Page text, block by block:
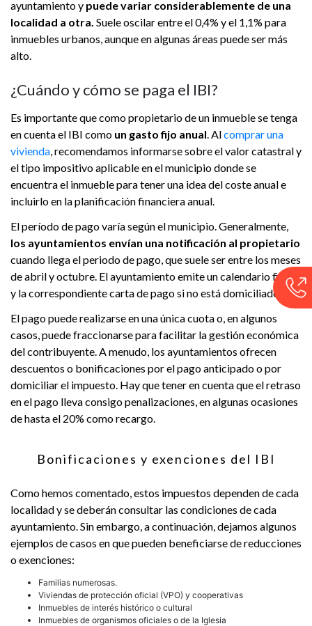
ayuntamiento y puede variar considerablemente de una
localidad a otra. Suele oscilar entre el 0,4% y el 1,1% para
inmuebles urbanos, aunque en algunas áreas puede ser más
alto.
¿Cuándo y cómo se paga el IBI?
Es importante que como propietario de un inmueble se tenga
en cuenta el IBI como un gasto fijo anual. Alcomprar una
vivienda, recomendamos informarse sobre el valor catastral y
el tipo impositivo aplicable en el municipio donde se
encuentra el inmueble para tener una idea del coste anual e
incluirlo en la planificación financiera anual.
El período de pago varía según el municipio. Generalmente,
los ayuntamientos envían una notificación al propietario
cuando llega el periodo de pago, que suele ser entre los meses
de abril y octubre. El ayuntamiento emite un calendario fiscal
y la correspondiente carta de pago si no está domiciliado.
El pago puede realizarse en una única cuota o, en algunos
casos, puede fraccionarse para facilitar la gestión económica
del contribuyente. A menudo, los ayuntamientos ofrecen
descuentos o bonificaciones por el pago anticipado o por
domiciliar el impuesto. Hay que tener en cuenta que el retraso
en el pago lleva consigo penalizaciones, en algunas ocasiones
de hasta el 20% como recargo.
Bonificaciones y exenciones del IBI
Como hemos comentado, estos impuestos dependen de cada
localidad y se deberán consultar las condiciones de cada
ayuntamiento. Sin embargo, a continuación, dejamos algunos
ejemplos de casos en que pueden beneficiarse de reducciones
o exenciones:
Familias numerosas.
Viviendas de protección oficial (VPO) y cooperativas
Inmuebles de interés histórico o cultural
Inmuebles de organismos oficiales o de la Iglesia